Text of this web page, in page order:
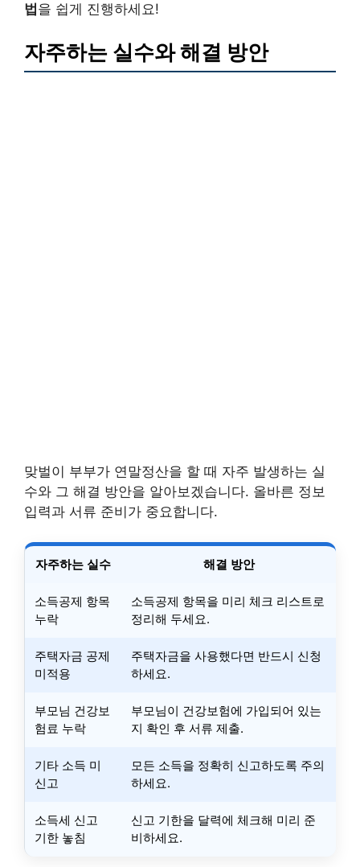
법 을 쉽게 진행하세요!
자주하는 실수와 해결 방안
맞벌이 부부가 연말정산을 할 때 자주 발생하는 실
수와 그 해결 방안을 알아보겠습니다. 올바른 정보
입력과 서류 준비가 중요합니다.
자주하는 실수 해결 방안
소득공제 항목
누락
소득공제 항목을 미리 체크 리스트로
정리해 두세요.
주택자금 공제
미적용
주택자금을 사용했다면 반드시 신청
하세요.
부모님 건강보
험료 누락
부모님이 건강보험에 가입되어 있는
지 확인 후 서류 제출.
기타 소득 미
신고
모든 소득을 정확히 신고하도록 주의
하세요.
소득세 신고
기한 놓침
신고 기한을 달력에 체크해 미리 준
비하세요.